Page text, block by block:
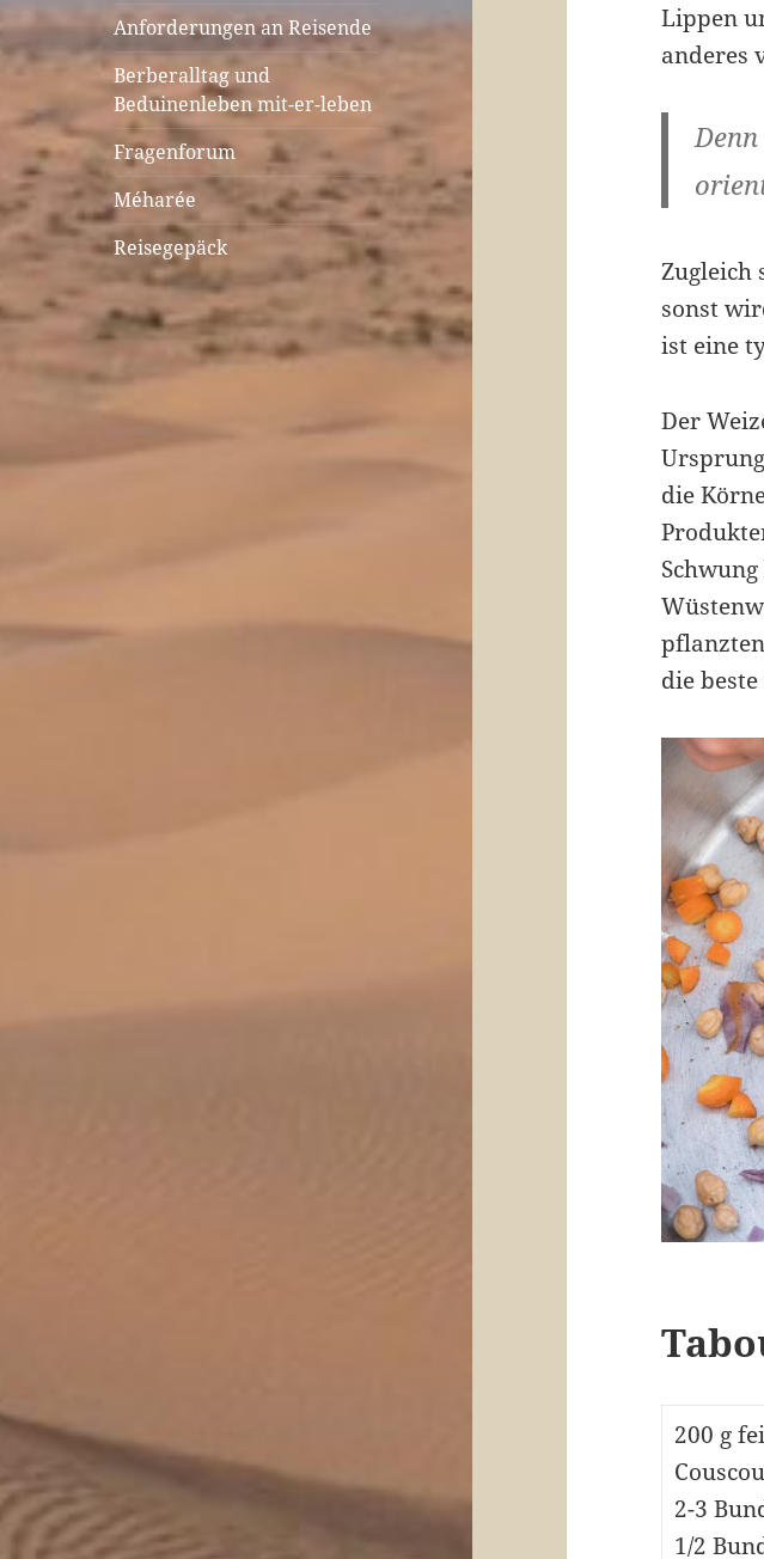
Anforderungen an Reisende
Berberalltag und
Beduinenleben mit-er-leben
Fragenforum
Méharée
Reisegepäck
Lippen
anderes
Zugleich
sonst
ist eine
Der
die
die
200 g
2-3
1/2